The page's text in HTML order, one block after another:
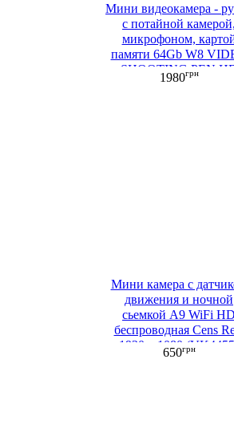
Мини видеокамера -
с потайной камерой,
микрофоном,
памяти 64Gb W8
SHOOTING PEN
1080P
1980грн
Мини камера с
движения и ночной
сьемкой A9 WiFi HD
беспроводная Cens
1920 х 1080
650грн